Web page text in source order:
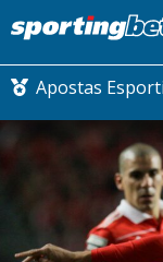
Apostas